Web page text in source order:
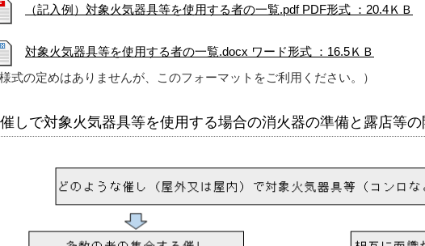
（記入例）対象火気器具等を使用する者の一覧.pdf PDF形式 ：20.4ＫＢ
対象火気器具等を使用する者の一覧.docx ワード形式 ：16.5ＫＢ
式の定めはありませんが、このフォーマットをご利用ください。）
催しで対象火気器具等を使用する場合の消火器の準備と露店等